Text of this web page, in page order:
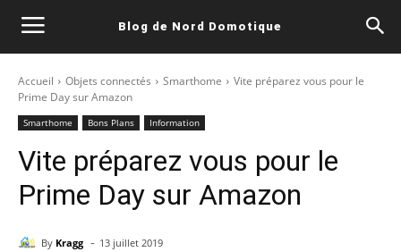
Blog de Nord Domotique
Accueil Objets connectés Smarthome
Vite préparez vous pour le
Prime Day sur Amazon
Smarthome Bons Plans Information
Vite préparez vous pour le
Prime Day sur Amazon
By Kragg - 13 juillet 2019